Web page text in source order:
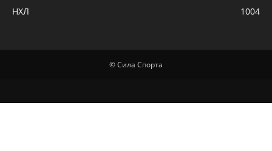
НХЛ
1004
© Сила Спорта